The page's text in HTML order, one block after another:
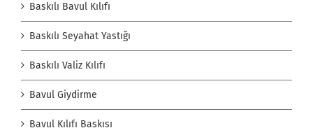
Baskılı Bavul Kılıfı
Baskılı Seyahat Yastığı
Baskılı Valiz Kılıfı
Bavul Giydirme
Bavul Kılıfı Baskısı